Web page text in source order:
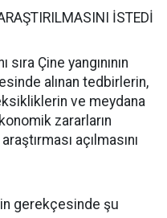
İSTEDİ
Çine yangınının
alınan tedbirlerin,
ve meydana
zararların
açılmasını
gerekçesinde şu